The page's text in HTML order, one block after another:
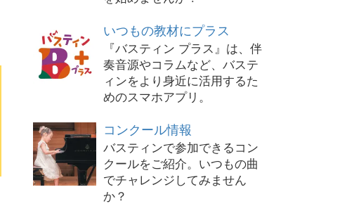
いつもの教材にプラス
『バスティン プラス』は、伴
奏音源やコラムなど、バステ
ィンをより身近に活用するた
めのスマホアプリ。
コンクール情報
バスティンで参加できるコン
クールをご紹介。いつもの曲
でチャレンジしてみません
か？